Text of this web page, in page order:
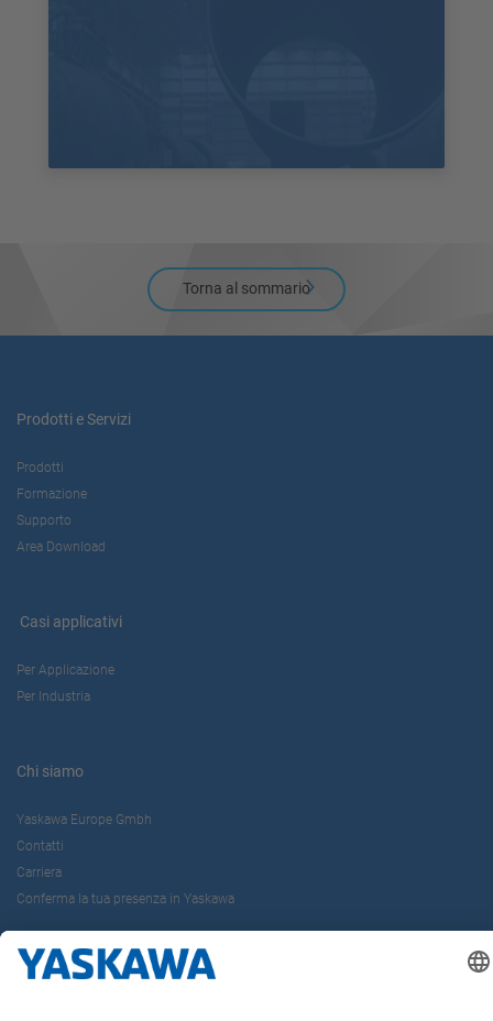
Torna al sommario
Prodotti e Servizi
Prodotti
Formazione
Supporto
Area Download
Casi applicativi
Per Applicazione
Per Industria
Chi siamo
Yaskawa Europe Gmbh
Contatti
Carriera
Conferma la tua presenza in Yaskawa